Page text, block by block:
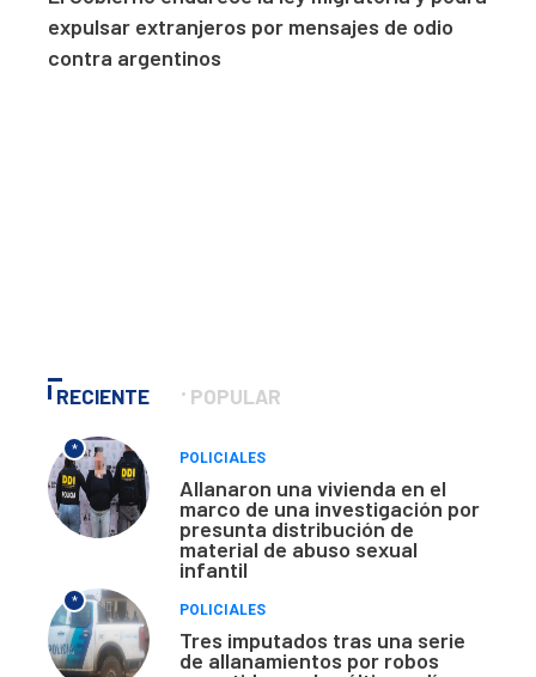
expulsar extranjeros por mensajes de odio
contra argentinos
RECIENTE POPULAR
*
POLICIALES
Allanaron una vivienda en el
marco de una investigación por
presunta distribución de
material de abuso sexual
infantil
*
POLICIALES
Tres imputados tras una serie
de allanamientos por robos